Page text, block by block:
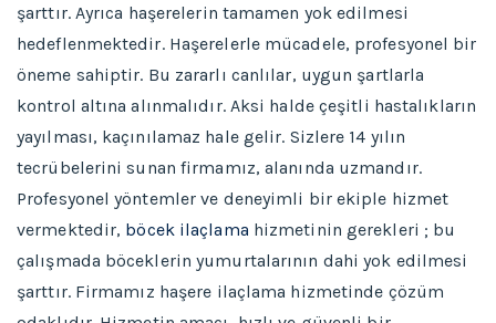
şarttır. Ayrıca haşerelerin tamamen yok edilmesi
hedeflenmektedir. Haşerelerle mücadele, profesyonel bir
öneme sahiptir. Bu zararlı canlılar, uygun şartlarla
kontrol altına alınmalıdır. Aksi halde çeşitli hastalıkların
yayılması, kaçınılamaz hale gelir. Sizlere 14 yılın
tecrübelerini sunan firmamız, alanında uzmandır.
Profesyonel yöntemler ve deneyimli bir ekiple hizmet
vermektedir, böcek ilaçlama hizmetinin gerekleri ; bu
çalışmada böceklerin yumurtalarının dahi yok edilmesi
şarttır. Firmamız haşere ilaçlama hizmetinde çözüm